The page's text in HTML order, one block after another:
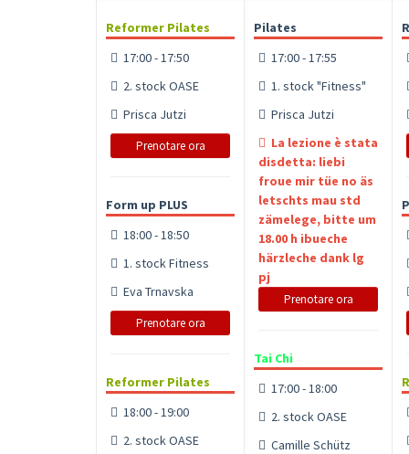
Reformer Pilates
17:00 - 17:50
2. stock OASE
Prisca Jutzi
Prenotare ora
Form up PLUS
18:00 - 18:50
1. stock Fitness
Eva Trnavska
Prenotare ora
Reformer Pilates
18:00 - 19:00
2. stock OASE
Pilates
17:00 - 17:55
1. stock "Fitness"
Prisca Jutzi
La lezione è stata
disdetta: liebi
froue mir tüe no äs
letschts mau std
zämelege, bitte um
18.00 h ibueche
härzleche dank lg
pj
Prenotare ora
Tai Chi
17:00 - 18:00
2. stock OASE
Camille Schütz